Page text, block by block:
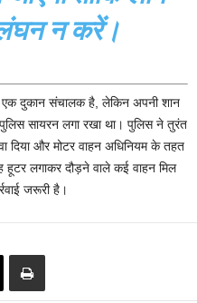
न करें।
दुकान संचालक है, लेकिन अपनी शान
सायरन लगा रखा था। पुलिस ने तुरंत
दिया और मोटर वाहन अधिनियम के तहत
हूटर लगाकर दौड़ने वाले कई वाहन मिल
जरूरी है।